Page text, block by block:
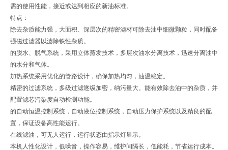
需的使用性能，接近或达到相应的新油标准。
特点：
除去杂质能力强，大面积、深层次的精密滤材可除去油中细微颗粒，同时配备
强磁过滤器以滤除铁性杂质。
的脱水、脱气系统，采用立体蒸发技术，多层次油水分离技术，迅速分离油中
的水分和气体。
加热系统采用优化的管路设计，确保加热均匀，油温稳定。
精密的过滤系统，多级过滤逐级加密，纳污量大。能有效除去油中的杂质，并
配置滤芯污染度自动检测功能。
的自动恒温控制系统，自动液位控制系统，自动压力保护系统以及精良的配
置，保证设备高性能运行。
在线滤油，可无人运行，运行状态由指示灯显示。
本机人性化设计，低噪音，操作容易，维护间隔长，低能耗，节省运行成本。